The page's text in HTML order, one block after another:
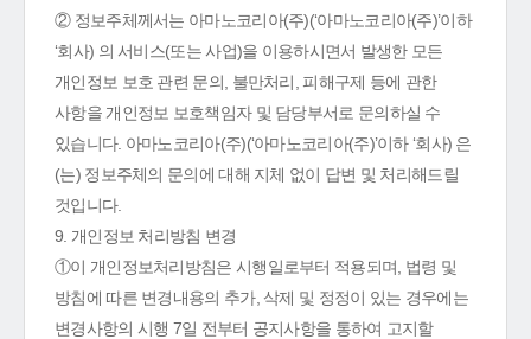
② 정보주체께서는 아마노코리아(주)(‘아마노코리아(주)’이하
‘회사) 의 서비스(또는 사업)을 이용하시면서 발생한 모든
개인정보 보호 관련 문의, 불만처리, 피해구제 등에 관한
사항을 개인정보 보호책임자 및 담당부서로 문의하실 수
있습니다. 아마노코리아(주)(‘아마노코리아(주)’이하 ‘회사) 은
(는) 정보주체의 문의에 대해 지체 없이 답변 및 처리해드릴
것입니다.
9. 개인정보 처리방침 변경
①이 개인정보처리방침은 시행일로부터 적용되며, 법령 및
방침에 따른 변경내용의 추가, 삭제 및 정정이 있는 경우에는
변경사항의 시행 7일 전부터 공지사항을 통하여 고지할